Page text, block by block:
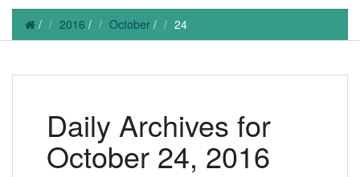
/ 2016 / October / 24
Daily Archives for
October 24, 2016